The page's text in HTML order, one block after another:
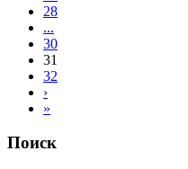
28
...
30
31
32
›
»
Поиск